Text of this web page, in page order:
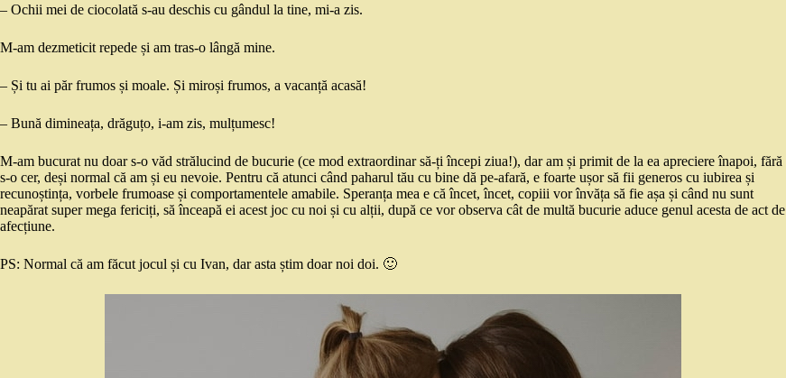
– Ochii mei de ciocolată s-au deschis cu gândul la tine, mi-a zis.
M-am dezmeticit repede și am tras-o lângă mine.
– Și tu ai păr frumos și moale. Și miroși frumos, a vacanță acasă!
– Bună dimineața, drăguțo, i-am zis, mulțumesc!
M-am bucurat nu doar s-o văd strălucind de bucurie (ce mod extraordinar să-ți începi ziua!), dar am și primit de la ea apreciere înapoi, fără
s-o cer, deși normal că am și eu nevoie. Pentru că atunci când paharul tău cu bine dă pe-afară, e foarte ușor să fii generos cu iubirea și
recunoștința, vorbele frumoase și comportamentele amabile. Speranța mea e că încet, încet, copiii vor învăța să fie așa și când nu sunt
neapărat super mega fericiți, să înceapă ei acest joc cu noi și cu alții, după ce vor observa cât de multă bucurie aduce genul acesta de act de
afecțiune.
PS: Normal că am făcut jocul și cu Ivan, dar asta știm doar noi doi. 🙂